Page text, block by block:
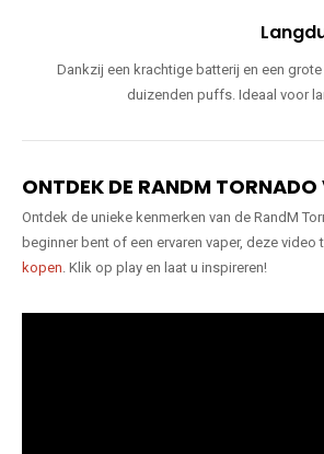
Dankzij een krachtige batterij en een
duizenden puffs. Ideaal voor
ONTDEK DE RANDM TORNADO
Ontdek de unieke kenmerken van de RandM
beginner bent of een ervaren vaper, deze
kopen. Klik op play en laat u inspireren!